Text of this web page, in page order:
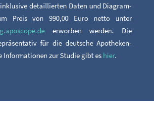
detail­lier­ten Daten und Dia­gram­
Preis von 990,00 Euro net­to unter
erwor­ben wer­den. Die
für die deut­sche Apo­the­ken­
Infor­ma­tio­nen zur Stu­die gibt es hier.